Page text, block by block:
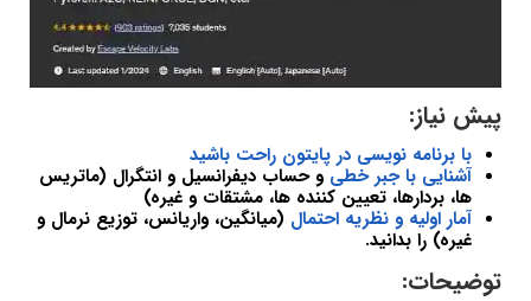
پیش نیاز:
با برنامه نویسی در پایتون راحت باشید
آشنایی با جبر خطی و حساب دیفرانسیل و انتگرال (ماتریس
ها، بردارها، تعیین کننده ها، مشتقات و غیره)
آمار اولیه و نظریه احتمال (میانگین، واریانس، توزیع نرمال و
غیره) را بدانید.
توضیحات: